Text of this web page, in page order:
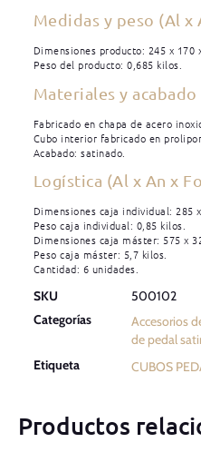
Medidas y peso (Al x
Dimensiones producto: 245 x 170
Peso del producto: 0,685 kilos.
Materiales y acabado
Fabricado en chapa de acero
Cubo interior fabricado en
Acabado: satinado.
Logística (Al x An x
Dimensiones caja individual: 285
Peso caja individual: 0,85 kilos.
Dimensiones caja máster: 575 x
Peso caja máster: 5,7 kilos.
Cantidad: 6 unidades.
SKU
500102
Categorías
Accesorios
de pedal
Etiqueta
CUBOS
Productos